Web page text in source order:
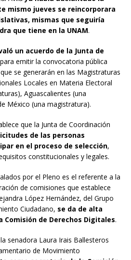
mismo jueves se reincorporara
mismas que seguiría
que tiene en la UNAM.
un acuerdo de la Junta de
para emitir la convocatoria pública
se generarán en las Magistraturas
Locales en Materia Electoral
Aguascalientes (una
México (una magistratura).
que la Junta de Coordinación
de las personas
en el proceso de selección,
constitucionales y legales.
por el Pleno es el referente a la
de comisiones que establece
López Hernández, del Grupo
Ciudadano, se da de alta
Comisión de Derechos Digitales.
senadora Laura Irais Ballesteros
de Movimiento